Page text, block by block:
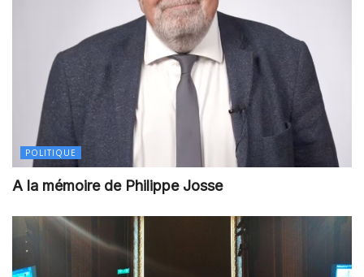
POLITIQUE
A la mémoire de Philippe Josse